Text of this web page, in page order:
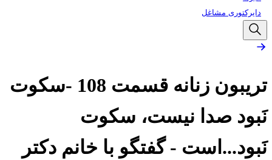
دایرکتوری مشاغل
تریبون زنانه قسمت 108 -سکوت
نَبود صدا نیست، سکوت
نَبود...است - گفتگو با خانم دکتر